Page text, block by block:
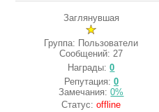
Заглянувшая
Группа: Пользователи
Сообщений: 27
Награды:0
Репутация: 0
Замечания:0%
Статус:offline